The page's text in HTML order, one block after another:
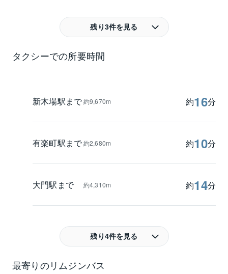
残り3件を見る
タクシーでの所要時間
新木場駅まで約9,670m 約16分
有楽町駅まで約2,680m 約10分
大門駅まで 約4,310m 約14分
残り4件を見る
最寄りのリムジンバス